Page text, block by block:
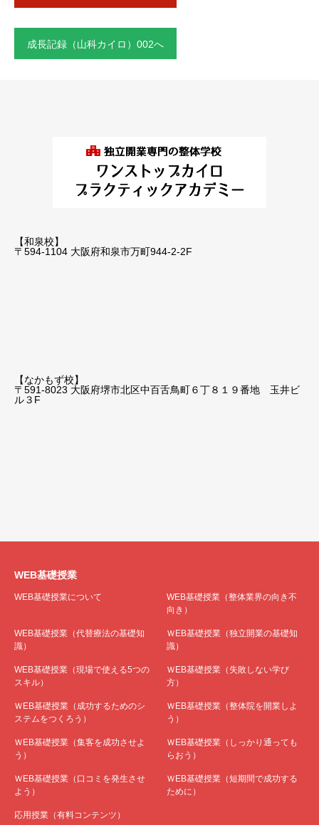
成長記録（山科カイロ）002へ
【和泉校】
〒594-1104 大阪府和泉市万町944-2-2F
【なかもず校】
〒591-8023 大阪府堺市北区中百舌鳥町６丁８１９番地 玉井ビ
ル３F
WEB基礎授業
WEB基礎授業について
WEB基礎授業（整体業界の向き不
向き）
WEB基礎授業（代替療法の基礎知
識）
ＷEB基礎授業（独立開業の基礎知
識）
WEB基礎授業（現場で使える5つの
スキル）
ＷEB基礎授業（失敗しない学び
方）
ＷEB基礎授業（成功するためのシ
ステムをつくろう）
ＷEB基礎授業（整体院を開業しよ
う）
ＷEB基礎授業（集客を成功させよ
う）
ＷEB基礎授業（しっかり通っても
らおう）
ＷEB基礎授業（口コミを発生させ
よう）
ＷEB基礎授業（短期間で成功する
ために）
応用授業（有料コンテンツ）